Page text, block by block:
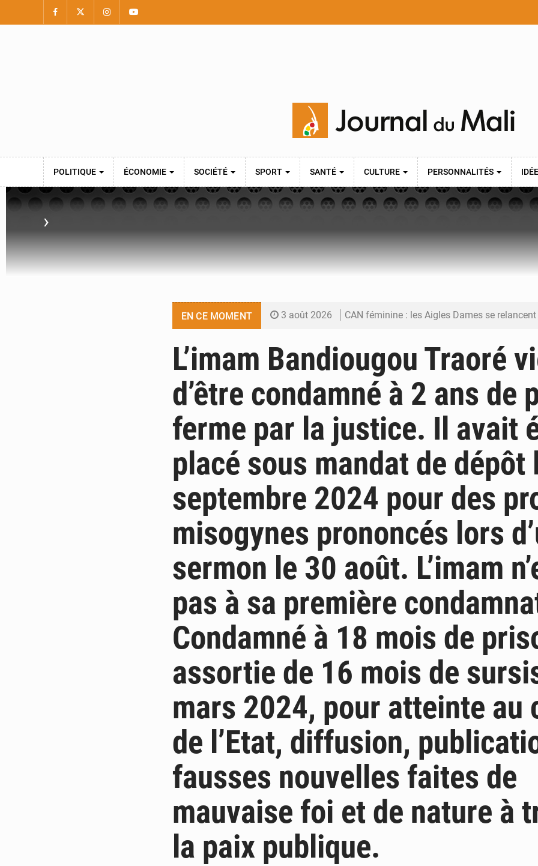
POLITIQUE ÉCONOMIE SOCIÉTÉ SPORT SANTÉ CULTURE PERSONNALITÉS
›
EN CE MOMENT 3 août 2026 CAN féminine : les Aigles Dames se relancent
3 août 2026 Hivernage : l’anticipation des crues à
3 août 2026 Mobilité étudiante : une présence africaine en hausse dans
3 août 2026 Emploi des jeunes au Mali : des compétences
L’imam Bandiougou Traoré
d’être condamné à 2 ans de
ferme par la justice. Il avait
placé sous mandat de dépôt
septembre 2024 pour des
misogynes prononcés lors
sermon le 30 août. L’imam
pas à sa première
Condamné à 18 mois de
assortie de 16 mois de
mars 2024, pour atteinte au
de l’Etat, diffusion,
fausses nouvelles faites de
mauvaise foi et de nature à
la paix publique.